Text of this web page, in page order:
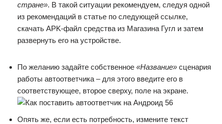
стране». В такой ситуации рекомендуем, следуя одной
из рекомендаций в статье по следующей ссылке,
скачать APK-файл средства из Магазина Гугл и затем
развернуть его на устройстве.
По желанию задайте собственное «Название» сценария
работы автоответчика – для этого введите его в
соответствующее, второе сверху, поле на экране.
Опять же, если есть потребность, измените текст